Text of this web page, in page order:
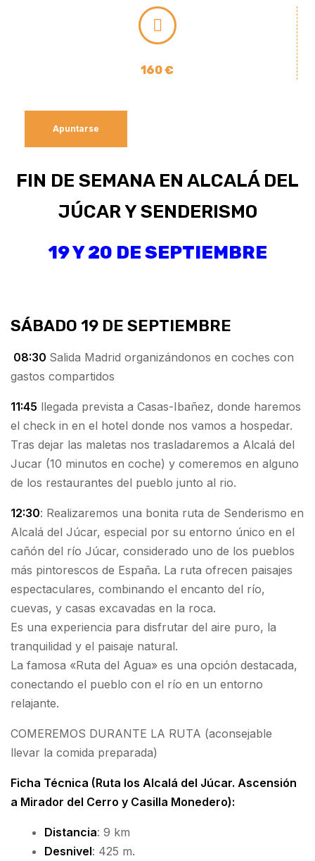
160 €
Apuntarse
FIN DE SEMANA EN ALCALÁ DEL
JÚCAR Y SENDERISMO
19 Y 20 DE SEPTIEMBRE
SÁBADO 19 DE SEPTIEMBRE
08:30 Salida Madrid organizándonos en coches con
gastos compartidos
11:45 llegada prevista a Casas-Ibañez, donde haremos
el check in en el hotel donde nos vamos a hospedar.
Tras dejar las maletas nos trasladaremos a Alcalá del
Jucar (10 minutos en coche) y comeremos en alguno
de los restaurantes del pueblo junto al rio.
12:30: Realizaremos una bonita ruta de Senderismo en
Alcalá del Júcar, especial por su entorno único en el
cañón del río Júcar, considerado uno de los pueblos
más pintorescos de España. La ruta ofrecen paisajes
espectaculares, combinando el encanto del río,
cuevas, y casas excavadas en la roca.
Es una experiencia para disfrutar del aire puro, la
tranquilidad y el paisaje natural.
La famosa «Ruta del Agua» es una opción destacada,
conectando el pueblo con el río en un entorno
relajante.
COMEREMOS DURANTE LA RUTA (aconsejable
llevar la comida preparada)
Ficha Técnica (Ruta los Alcalá del Júcar. Ascensión
a Mirador del Cerro y Casilla Monedero):
Distancia: 9 km
Desnivel: 425 m.